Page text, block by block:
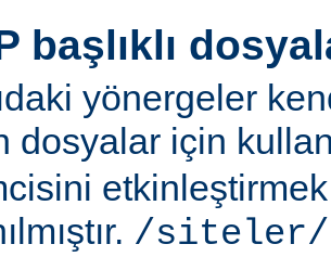
başlıklı
yönergeler
dosyalar için
/siteler/